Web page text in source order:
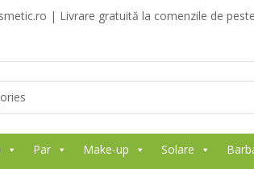
| Livrare gratuită la comenzile de
Par Make-up Solare